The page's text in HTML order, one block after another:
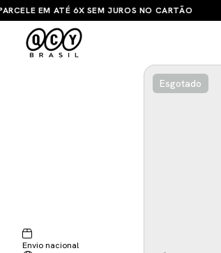
EM ATÉ 6X SEM JUROS NO CARTÃO
Envio nacional
Esgotado